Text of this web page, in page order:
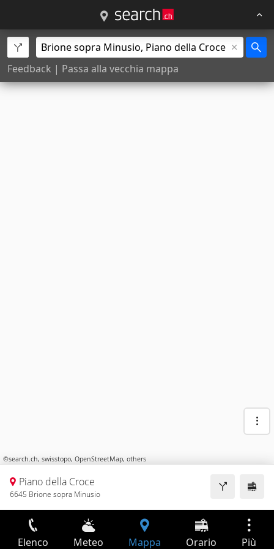
Feedback | Passa alla vecchia mappa
©search.ch, swisstopo, OpenStreetMap, others
Piano della Croce
6645 Brione sopra Minusio
Elenco Meteo Mappa Orario Più